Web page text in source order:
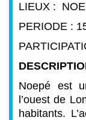
LIEUX :
PERIODE :
Noepé est
l’ouest de
habitants.